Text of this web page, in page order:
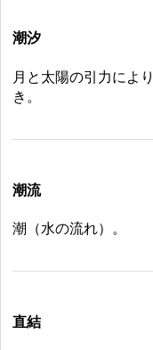
潮汐
月と太陽の引力によ
き。
潮流
潮（水の流れ）。
直結